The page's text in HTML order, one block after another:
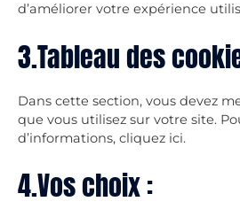
d’améliorer votre expérience
3.Tableau des
Dans cette section, vous devez
que vous utilisez sur votre site.
d’informations, cliquez ici.
4.Vos choix :